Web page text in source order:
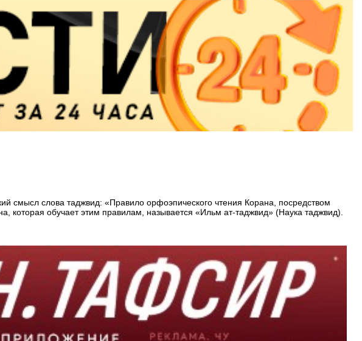
смысл слова таджвид: «Правило орфоэпического чтения Корана, посредством
которая обучает этим правилам, называется «Ильм ат-таджвид» (Наука таджвид).